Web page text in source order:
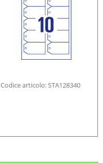
Codice articolo: STA128340